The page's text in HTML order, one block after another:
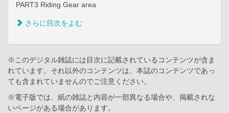
PART3 Riding Gear area
さらに目次をよむ
※このデジタル雑誌には目次に記載されているコンテンツが含ま
れています。それ以外のコンテンツは、本誌のコンテンツであっ
ても含まれていませんのでご注意ください。
※電子版では、紙の雑誌と内容が一部異なる場合や、掲載されな
いページがある場合があります。